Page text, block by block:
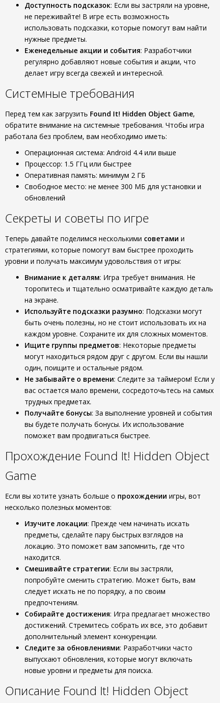
Доступность подсказок: Если вы застряли на уровне,
не переживайте! В игре есть возможность
использовать подсказки, которые помогут вам найти
нужные предметы.
Еженедельные акции и события: Разработчики
регулярно добавляют новые события и акции, что
делает игру всегда свежей и интересной.
Системные требования
Перед тем как загрузить Found It! Hidden Object Game,
обратите внимание на системные требования. Чтобы игра
работала без проблем, вам необходимо иметь:
Операционная система: Android 4.4 или выше
Процессор: 1.5 ГГц или быстрее
Оперативная память: минимум 2 ГБ
Свободное место: не менее 300 МБ для установки и
обновлений
Секреты и советы по игре
Теперь давайте поделимся несколькими советами и
стратегиями, которые помогут вам быстрее проходить
уровни и получать максимум удовольствия от игры:
Внимание к деталям: Игра требует внимания. Не
торопитесь и тщательно осматривайте каждую деталь
на экране.
Используйте подсказки разумно: Подсказки могут
быть очень полезны, но не стоит использовать их на
каждом уровне. Сохраните их для сложных моментов.
Ищите группы предметов: Некоторые предметы
могут находиться рядом друг с другом. Если вы нашли
один, поищите и остальные рядом.
Не забывайте о времени: Следите за таймером! Если у
вас остается мало времени, сосредоточьтесь на самых
трудных предметах.
Получайте бонусы: За выполнение уровней и события
вы будете получать бонусы. Их использование
поможет вам продвигаться быстрее.
Прохождение Found It! Hidden Object
Game
Если вы хотите узнать больше о прохождении игры, вот
несколько полезных моментов:
Изучите локации: Прежде чем начинать искать
предметы, сделайте пару быстрых взглядов на
локацию. Это поможет вам запомнить, где что
находится.
Смешивайте стратегии: Если вы застряли,
попробуйте сменить стратегию. Может быть, вам
следует искать не по порядку, а по своим
предпочтениям.
Собирайте достижения: Игра предлагает множество
достижений. Стремитесь собрать их все, это добавит
дополнительный элемент конкуренции.
Следите за обновлениями: Разработчики часто
выпускают обновления, которые могут включать
новые уровни и предметы для поиска.
Описание Found It! Hidden Object